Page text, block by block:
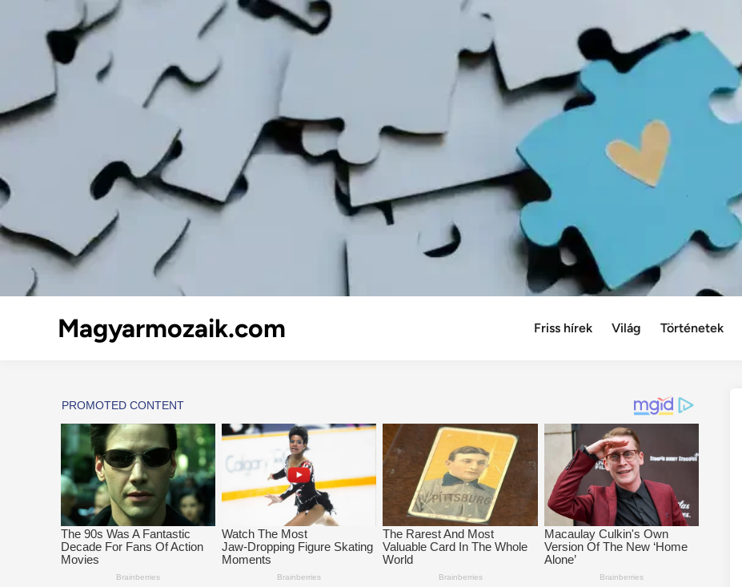
Magyarmozaik.com Friss hírek Világ Történetek